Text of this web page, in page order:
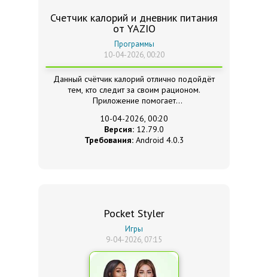
Счетчик калорий и дневник питания
от YAZIO
Программы
10-04-2026, 00:20
Данный счётчик калорий отлично подойдёт
тем, кто следит за своим рационом.
Приложение помогает
10-04-2026, 00:20
Версия: 12.79.0
Требования: Android 4.0.3
Pocket Styler
Игры
9-04-2026, 07:15